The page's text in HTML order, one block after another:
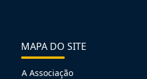
MAPA DO SITE
A Associação